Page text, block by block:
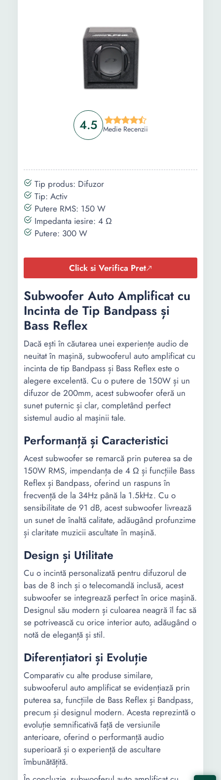
32.4 cm
4.5 Medie Recenzii
Tip produs: Difuzor
Tip: Activ
Putere RMS: 150 W
Impedanta iesire: 4 Ω
Putere: 300 W
Click si Verifica Pret
Subwoofer Auto Amplificat cu
Incinta de Tip Bandpass și
Bass Reflex
Dacă ești în căutarea unei experiențe audio de
neuitat în mașină, subwooferul auto amplificat cu
incinta de tip Bandpass și Bass Reflex este o
alegere excelentă. Cu o putere de 150W și un
difuzor de 200mm, acest subwoofer oferă un
sunet puternic și clar, completând perfect
sistemul audio al mașinii tale.
Performanță și Caracteristici
Acest subwoofer se remarcă prin puterea sa de
150W RMS, impendanța de 4 Ω și funcțiile Bass
Reflex și Bandpass, oferind un raspuns în
frecvență de la 34Hz până la 1.5kHz. Cu o
sensibilitate de 91 dB, acest subwoofer livrează
un sunet de înaltă calitate, adăugând profunzime
și claritate muzicii ascultate în mașină.
Design și Utilitate
Cu o incintă personalizată pentru difuzorul de
bas de 8 inch și o telecomandă inclusă, acest
subwoofer se integrează perfect în orice mașină.
Designul său modern și culoarea neagră îl fac să
se potrivească cu orice interior auto, adăugând o
notă de eleganță și stil.
Diferențiatori și Evoluție
Comparativ cu alte produse similare,
subwooferul auto amplificat se evidențiază prin
puterea sa, funcțiile de Bass Reflex și Bandpass,
precum și designul modern. Acesta reprezintă o
evoluție semnificativă față de versiunile
anterioare, oferind o performanță audio
superioară și o experiență de ascultare
îmbunătățită.